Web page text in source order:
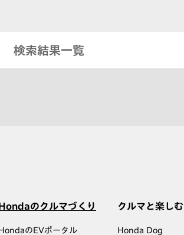
検索結果一覧
Hondaのクルマづくり
HondaのEVポータル
クルマと楽しむ
Honda Dog